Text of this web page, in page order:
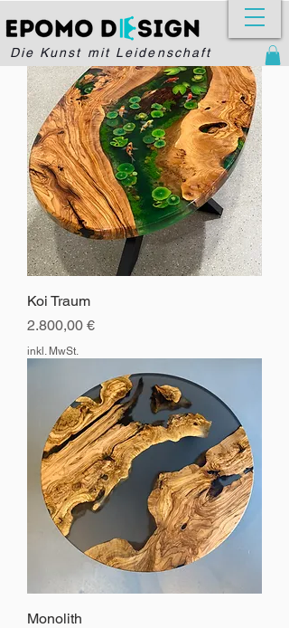
Die Kunst mit Leidenschaft
Koi Traum
Preis
2.800,00 €
inkl. MwSt.
Monolith